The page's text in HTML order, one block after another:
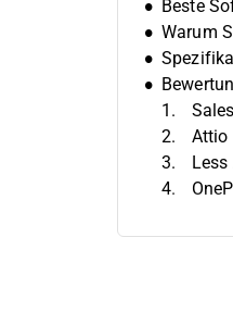
Beste
Warum
Attio
Less